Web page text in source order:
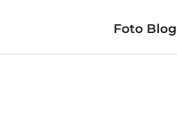
Foto Blog